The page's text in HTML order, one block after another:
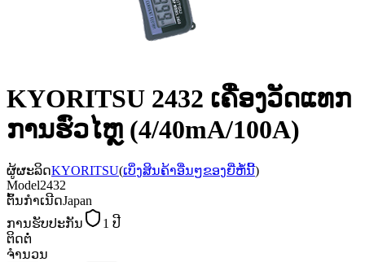
KYORITSU 2432 ເຄື່ອງວັດແທກ
ການຮົ່ວໄຫຼ (4/40mA/100A)
ຜູ້ຜະລິດKYORITSU(ເບິ່ງສິນຄ້າອື່ນໆຂອງຍີ່ຫໍ້ນີ້)
Model2432
ຕົ້ນກຳເນີດJapan
ການຮັບປະກັນ
1 ປີ
ຕິດຕໍ່
ຈຳນວນ